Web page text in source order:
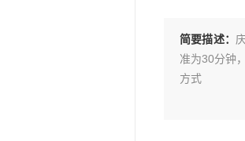
简要描述：
准为30分钟
方式